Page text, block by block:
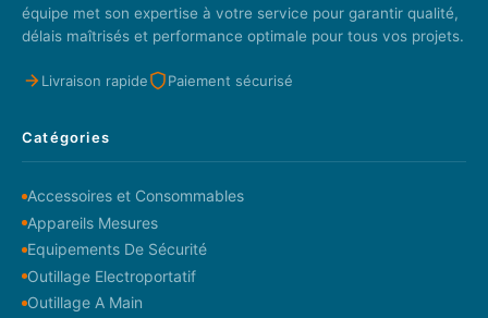
équipe met son expertise à votre service pour garantir qualité,
délais maîtrisés et performance optimale pour tous vos projets.
Livraison rapide Paiement sécurisé
Catégories
Accessoires et Consommables
Appareils Mesures
Equipements De Sécurité
Outillage Electroportatif
Outillage A Main